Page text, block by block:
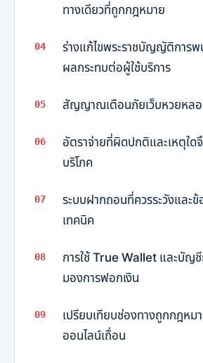
ทางเดียวที่ถูกกฎหมาย
ร่างแก้ไขพระราชบัญญัติการ
ผลกระทบต่อผู้ใช้บริการ
สัญญาณเตือนภัยเว็บหวยหล
อัตราจ่ายที่ผิดปกติและเหตุใด
บริโภค
ระบบฝากถอนที่ควรระวังและ
เทคนิค
การใช้ True Wallet และบัญชี
มองการฟอกเงิน
เปรียบเทียบช่องทางถูกกฎหม
ออนไลน์เถื่อน